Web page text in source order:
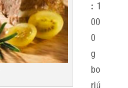
: 1
00
0
g
bo
rjú